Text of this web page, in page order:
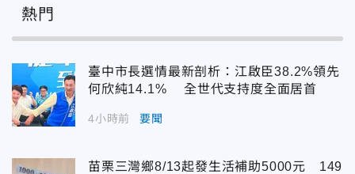
熱門
臺中市長選情最新剖析：江啟臣38.2%領先
何欣純14.1% 全世代支持度全面居首
4小時前 要聞
苗栗三灣鄉8/13起發生活補助5000元 149